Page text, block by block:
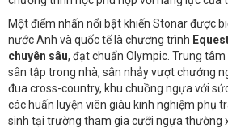
Một điểm nhấn nổi bật khiến Stonar được
nước Anh và quốc tế là chương trình
chuyên sâu, đạt chuẩn Olympic. Trung
sân tập trong nhà, sân nhảy vượt chướng
đua cross-country, khu chuồng ngựa với
các huấn luyện viên giàu kinh nghiệm phụ
sinh tại trường tham gia cưỡi ngựa thường